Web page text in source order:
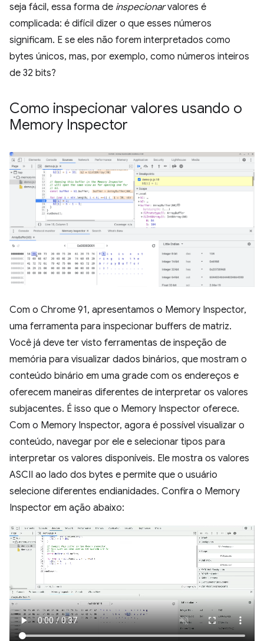
seja fácil, essa forma de inspecionarvalores é
complicada: é difícil dizer o que esses números
significam. E se eles não forem interpretados como
bytes únicos, mas, por exemplo, como números inteiros
de 32 bits?
Como inspecionar valores usando o
Memory Inspector
Com o Chrome 91, apresentamos o Memory Inspector,
uma ferramenta para inspecionar buffers de matriz.
Você já deve ter visto ferramentas de inspeção de
memória para visualizar dados binários, que mostram o
conteúdo binário em uma grade com os endereços e
oferecem maneiras diferentes de interpretar os valores
subjacentes. É isso que o Memory Inspector oferece.
Com o Memory Inspector, agora é possível visualizar o
conteúdo, navegar por ele e selecionar tipos para
interpretar os valores disponíveis. Ele mostra os valores
ASCII ao lado dos bytes e permite que o usuário
selecione diferentes endianidades. Confira o Memory
Inspector em ação abaixo: